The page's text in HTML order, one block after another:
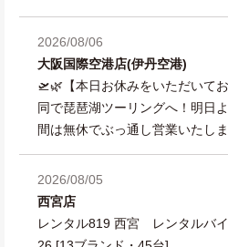
2026/08/06
大阪国際空港店(伊丹空港)
🛫🌿【本日お休みをいただいて
同で琵琶湖ツーリングへ！明日
間は無休でぶっ通し営業いたし
2026/08/05
西宮店
レンタル819 西宮 レンタルバ